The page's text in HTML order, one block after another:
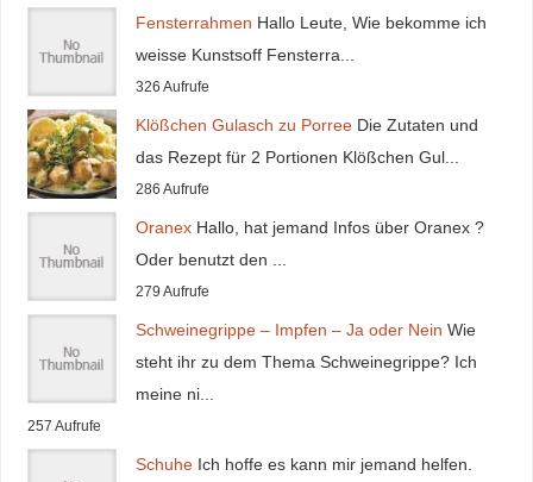
Fensterrahmen Hallo Leute, Wie bekomme ich
weisse Kunstsoff Fensterra...
326 Aufrufe
Klößchen Gulasch zu Porree Die Zutaten und
das Rezept für 2 Portionen Klößchen Gul...
286 Aufrufe
Oranex Hallo, hat jemand Infos über Oranex ?
Oder benutzt den ...
279 Aufrufe
Schweinegrippe – Impfen – Ja oder Nein Wie
steht ihr zu dem Thema Schweinegrippe? Ich
meine ni...
257 Aufrufe
Schuhe Ich hoffe es kann mir jemand helfen.